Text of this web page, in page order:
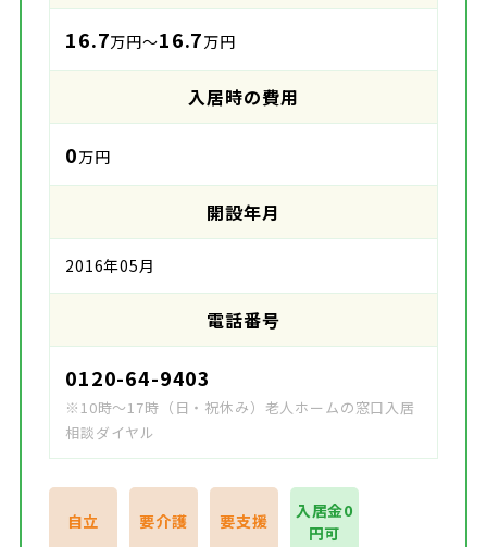
16.7万円～16.7万円
入居時の費用
0万円
開設年月
2016年05月
電話番号
0120-64-9403
※10時～17時（日・祝休み）老人ホームの窓口入居
相談ダイヤル
自立 要介護 要支援
入居金0
円可